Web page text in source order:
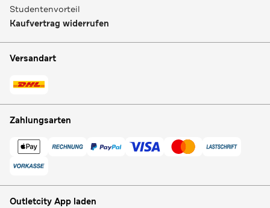
Studentenvorteil
Kaufvertrag widerrufen
Versandart
Zahlungsarten
Outletcity App laden